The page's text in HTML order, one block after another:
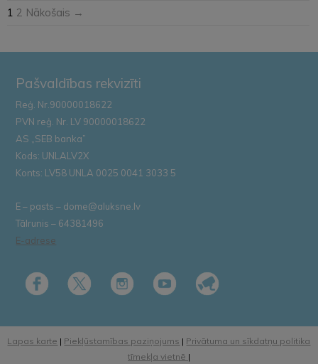
1 2 Nākošais →
Pašvaldības rekvizīti
Reģ. Nr.90000018622
PVN reģ. Nr. LV 90000018622
AS „SEB banka”
Kods: UNLALV2X
Konts: LV58 UNLA 0025 0041 3033 5
E – pasts – dome@aluksne.lv
Tālrunis – 64381496
E-adrese
Lapas karte | Piekļūstamības paziņojums | Privātuma un sīkdatņu politika
tīmekļa vietnē |